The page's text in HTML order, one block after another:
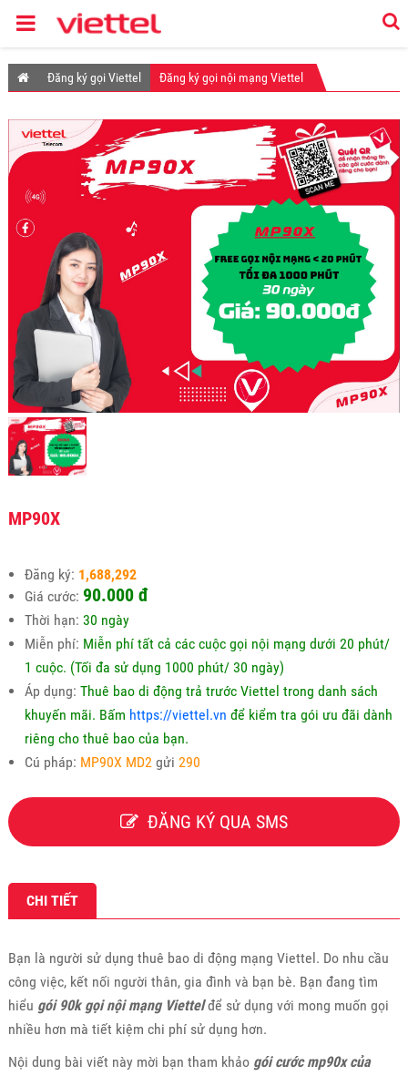
Đăng ký gọi Viettel Đăng ký gọi nội mạng Viettel
MP90X
Đăng ký: 1,688,292
Giá cước: 90.000 đ
Thời hạn: 30 ngày
Miễn phí: Miễn phí tất cả các cuộc gọi nội mạng dưới 20 phút/
1 cuộc. (Tối đa sử dụng 1000 phút/ 30 ngày)
Áp dụng: Thuê bao di động trả trước Viettel trong danh sách
khuyến mãi. Bấm https://viettel.vn để kiểm tra gói ưu đãi dành
riêng cho thuê bao của bạn.
Cú pháp: MP90X MD2gửi 290
ĐĂNG KÝ QUA SMS
CHI TIẾT
Bạn là người sử dụng thuê bao di động mạng Viettel. Do nhu cầu
công việc, kết nối người thân, gia đình và bạn bè. Bạn đang tìm
hiểu gói 90k gọi nội mạng Viettelđể sử dụng với mong muốn gọi
nhiều hơn mà tiết kiệm chi phí sử dụng hơn.
Nội dung bài viết này mời bạn tham khảo gói cước mp90x của